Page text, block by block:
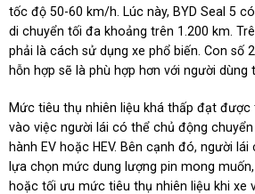
tốc độ 50-60 km/h. Lúc này, BYD Seal 5
di chuyển tối đa khoảng trên 1.200 km.
phải là cách sử dụng xe phổ biến. Con số
hỗn hợp sẽ là phù hợp hơn với người dùng
Mức tiêu thụ nhiên liệu khá thấp đạt được
vào việc người lái có thể chủ động
hành EV hoặc HEV. Bên cạnh đó, người
lựa chọn mức dung lượng pin mong
hoặc tối ưu mức tiêu thụ nhiên liệu khi xe